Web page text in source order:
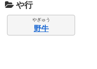
や行
やぎゅう
野牛